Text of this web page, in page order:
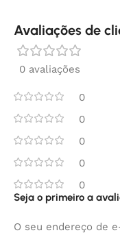
Avaliações de
0 avaliações
0
0
0
0
0
Seja o primeiro a
O seu endereço de